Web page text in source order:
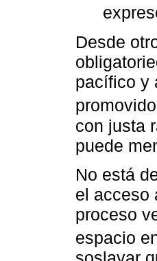
Desde
pacífico y
con justa
puede
No está
el acceso
proceso
espacio